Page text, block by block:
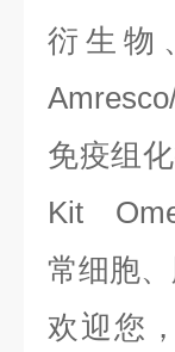
衍生物
免疫组
Kit
常细胞
欢迎您